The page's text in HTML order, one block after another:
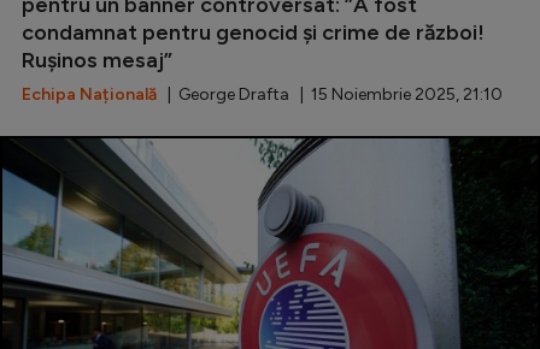
condamnat pentru genocid și crime de război!
Rușinos mesaj”
Echipa Națională | George Drafta | 15 Noiembrie 2025, 21:10